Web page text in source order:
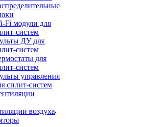
Fi модули для
систем
ДУ для
систем
для
систем
управления
сплит-систем
воздуха